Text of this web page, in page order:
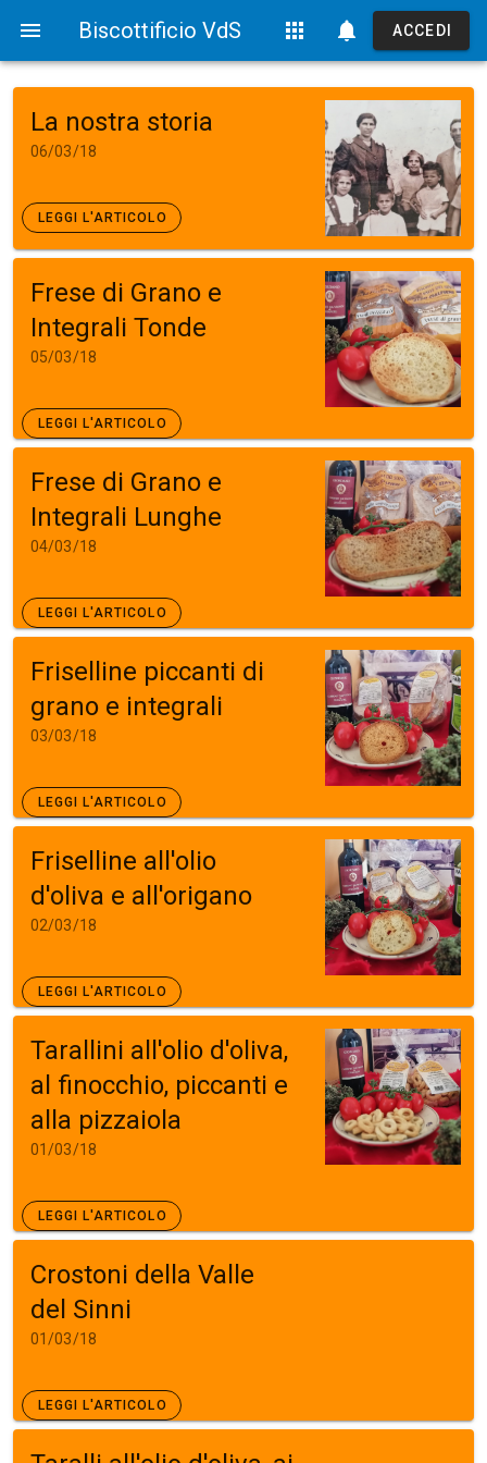
menu Biscottificio VdS apps notifications ACCEDI
La nostra storia
06/03/18
LEGGI L'ARTICOLO
Frese di Grano e
Integrali Tonde
05/03/18
LEGGI L'ARTICOLO
Frese di Grano e
Integrali Lunghe
04/03/18
LEGGI L'ARTICOLO
Friselline piccanti di
grano e integrali
03/03/18
LEGGI L'ARTICOLO
Friselline all'olio
d'oliva e all'origano
02/03/18
LEGGI L'ARTICOLO
Tarallini all'olio d'oliva,
al finocchio, piccanti e
alla pizzaiola
01/03/18
LEGGI L'ARTICOLO
Crostoni della Valle
del Sinni
01/03/18
LEGGI L'ARTICOLO